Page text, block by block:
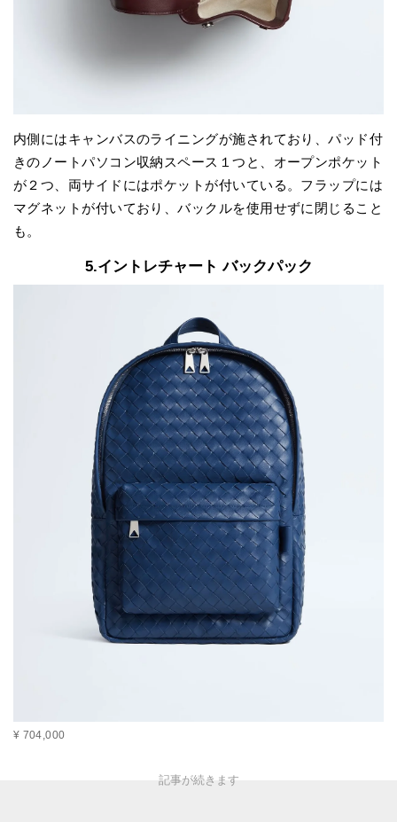
内側にはキャンバスのライニングが施されており、パッド付
きのノートパソコン収納スペース１つと、オープンポケット
が２つ、両サイドにはポケットが付いている。フラップには
マグネットが付いており、バックルを使用せずに閉じること
も。
5.イントレチャート バックパック
¥ 704,000